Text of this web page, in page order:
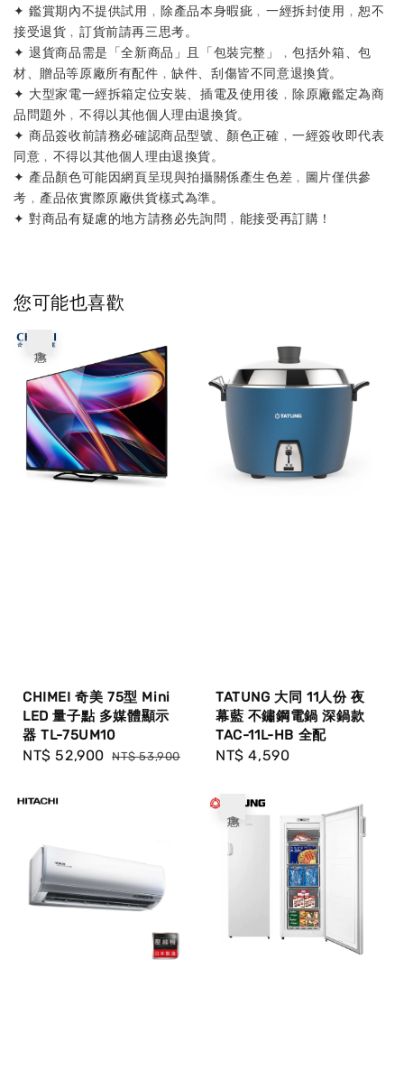
✦ 鑑賞期內不提供試用﹐除產品本身暇疵﹐一經拆封使用﹐恕不
接受退貨﹐訂貨前請再三思考。
✦ 退貨商品需是「全新商品」且「包裝完整」﹐包括外箱、包
材、贈品等原廠所有配件﹐缺件、刮傷皆不同意退換貨。
✦ 大型家電一經拆箱定位安裝、插電及使用後﹐除原廠鑑定為商
品問題外﹐不得以其他個人理由退換貨。
✦ 商品簽收前請務必確認商品型號、顏色正確﹐一經簽收即代表
同意﹐不得以其他個人理由退換貨。
✦ 產品顏色可能因網頁呈現與拍攝關係產生色差﹐圖片僅供參
考﹐產品依實際原廠供貨樣式為準。
✦ 對商品有疑慮的地方請務必先詢問﹐能接受再訂購！
您可能也喜歡
CHIMEI 奇美 75型 Mini
LED 量子點 多媒體顯示
器 TL-75UM10
Sale
NT$ 52,900 Regular
NT$ 53,900
TATUNG 大同 11人份 夜
幕藍 不鏽鋼電鍋 深鍋款
TAC-11L-HB 全配
Regular
NT$ 4,590